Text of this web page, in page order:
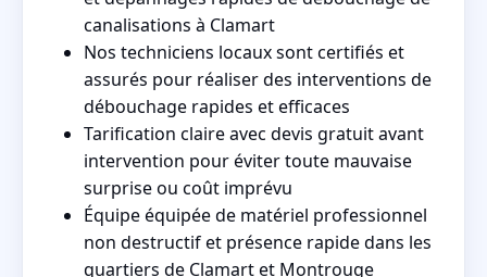
canalisations à Clamart
Nos techniciens locaux sont certifiés et
assurés pour réaliser des interventions de
débouchage rapides et efficaces
Tarification claire avec devis gratuit avant
intervention pour éviter toute mauvaise
surprise ou coût imprévu
Équipe équipée de matériel professionnel
non destructif et présence rapide dans les
quartiers de Clamart et Montrouge